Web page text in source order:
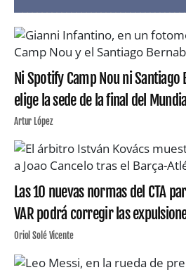
Ni Spotify Camp Nou ni
elige la sede de la final del
Artur López
Las 10 nuevas normas del CTA
VAR podrá corregir las
Oriol Solé Vicente